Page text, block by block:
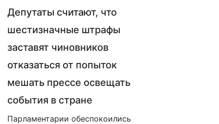
Депутаты считают, что
шестизначные штрафы
заставят чиновников
отказаться от попыток
мешать прессе освещать
события в стране
Парламентарии обеспокоились